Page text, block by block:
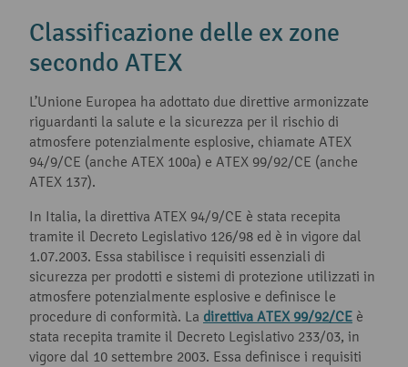
Classificazione delle ex zone
secondo ATEX
L’Unione Europea ha adottato due direttive armonizzate
riguardanti la salute e la sicurezza per il rischio di
atmosfere potenzialmente esplosive, chiamate ATEX
94/9/CE (anche ATEX 100a) e ATEX 99/92/CE (anche
ATEX 137).
In Italia, la direttiva ATEX 94/9/CE è stata recepita
tramite il Decreto Legislativo 126/98 ed è in vigore dal
1.07.2003. Essa stabilisce i requisiti essenziali di
sicurezza per prodotti e sistemi di protezione utilizzati in
atmosfere potenzialmente esplosive e definisce le
procedure di conformità. La direttiva ATEX 99/92/CE è
stata recepita tramite il Decreto Legislativo 233/03, in
vigore dal 10 settembre 2003. Essa definisce i requisiti